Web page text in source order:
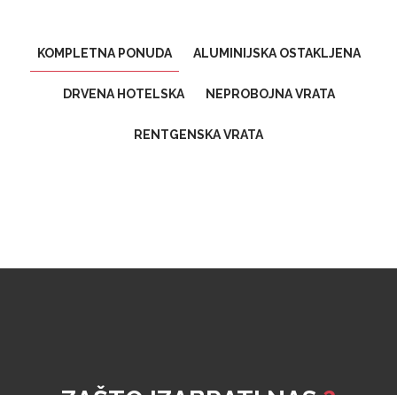
KOMPLETNA PONUDA ALUMINIJSKA OSTAKLJENA
DRVENA HOTELSKA NEPROBOJNA VRATA
RENTGENSKA VRATA